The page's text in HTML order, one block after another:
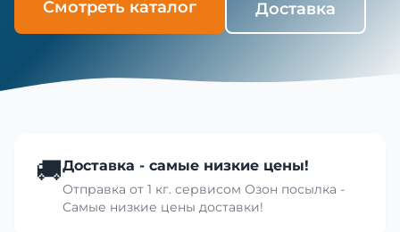
Смотреть каталог Доставка
🚚Доставка - самые низкие цены!
Отправка от 1 кг. сервисом Озон посылка -
Самые низкие цены доставки!